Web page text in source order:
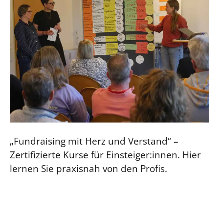
„Fundraising mit Herz und Verstand“ –
Zertifizierte Kurse für Einsteiger:innen. Hier
lernen Sie praxisnah von den Profis.